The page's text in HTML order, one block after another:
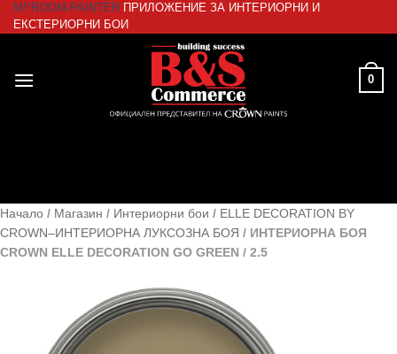
Skip
to
MYROOM-PAINTER ПРИЛОЖЕНИЕ ЗА ИНТЕРИОРНИ И
ЕКСТЕРИОРНИ БОИ
0
Начало / Магазин / Интериорни бои / ELLE DECORATION BY
CROWN–ИНТЕРИОРНА ЛУКСОЗНА БОЯ / ИНТЕРИОРНА БОЯ
CROWN ELLE DECORATION GO GREEN / 2.5